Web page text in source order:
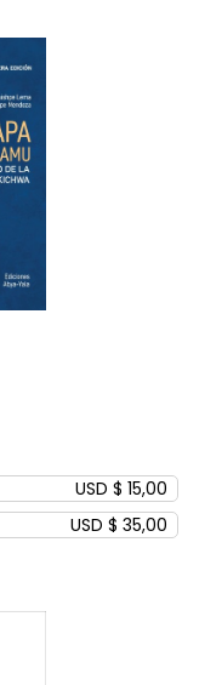
USD $ 15,00
USD $ 35,00